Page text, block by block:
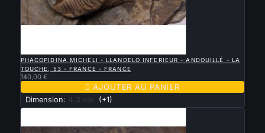
PHACOPIDINA MICHELI - LLANDELO INFERIEUR - ANDOUILLÉ - LA
TOUCHE, 53 - FRANCE - FRANCE
140,00 €
 AJOUTER AU PANIER
Dimension: 4.3 cm (+1)